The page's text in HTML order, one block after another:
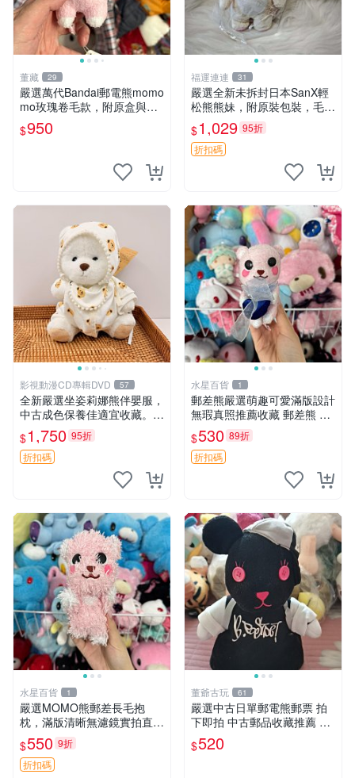
董藏 29
嚴選萬代Bandai郵電熊momo
mo玫瑰卷毛款，附原盒與吊
牌，粉嫩可愛入手即柔軟～
玫瑰卷毛 郵電熊 正品
$950
福運連連 31
嚴選全新未拆封日本SanX輕
松熊熊妹，附原裝包裝，毛絨
質地極佳，細膩可愛，推薦收
藏兼送禮，適合女性好友或家
人，限量釋出。鬆熊、熊玩
$1,029 95折
折扣碼
影視動漫CD專輯DVD 57
全新嚴選坐姿莉娜熊伴嬰服，
中古成色保養佳適宜收藏。無
盒子但品質完好，快速出貨。
建議入手！ 中古 玩偶 滬漫
$1,750 95折
折扣碼
水星百貨 1
郵差熊嚴選萌趣可愛滿版設計
無瑕真照推薦收藏 郵差熊 熊
抱枕 紅薯啵啵間
$530 89折
折扣碼
水星百貨 1
嚴選MOMO熊郵差長毛抱
枕，滿版清晰無濾鏡實拍直
銷。每周新品到貨，不容錯
過！ 郵差熊 長毛 抱枕
$550 9折
折扣碼
董爺古玩 61
嚴選中古日單郵電熊郵票 拍
下即拍 中古郵品收藏推薦 郵
票 郵電熊 日本
$520